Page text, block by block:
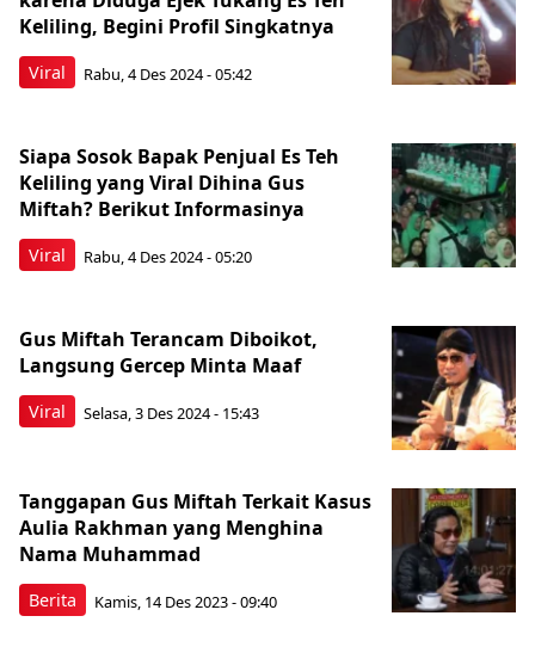
Viral
Keliling, Begini Profil Singkatnya
Rabu, 4 Des 2024 - 05:42
Viral
Siapa Sosok Bapak Penjual Es Teh
Keliling yang Viral Dihina Gus
Miftah? Berikut Informasinya
Rabu, 4 Des 2024 - 05:20
Viral
Gus Miftah Terancam Diboikot,
Langsung Gercep Minta Maaf
Selasa, 3 Des 2024 - 15:43
Berita
Tanggapan Gus Miftah Terkait Kasus
Aulia Rakhman yang Menghina
Nama Muhammad
Kamis, 14 Des 2023 - 09:40